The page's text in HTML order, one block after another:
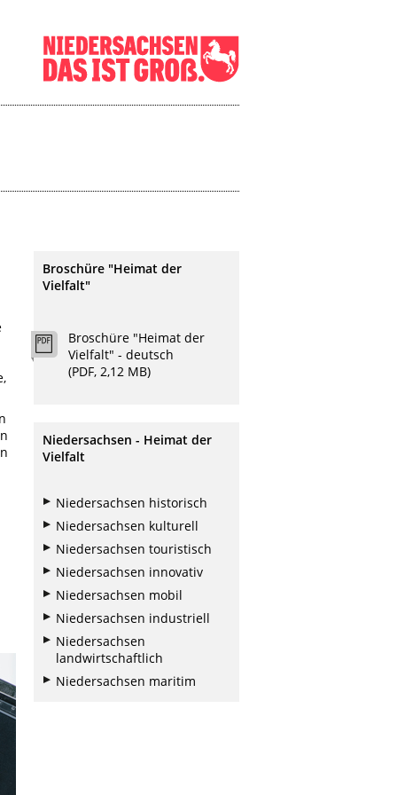
Broschüre "Heimat der
Vielfalt"
Broschüre "Heimat der
Vielfalt" - deutsch
(PDF, 2,12 MB)
Niedersachsen - Heimat der
Vielfalt
Niedersachsen historisch
Niedersachsen kulturell
Niedersachsen touristisch
Niedersachsen innovativ
Niedersachsen mobil
Niedersachsen industriell
Niedersachsen
landwirtschaftlich
Niedersachsen maritim